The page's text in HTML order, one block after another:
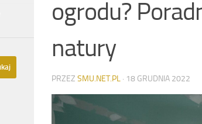
ogrodu?
natury
PRZEZ SMU.NET.PL · 18 GRUDNIA 2022